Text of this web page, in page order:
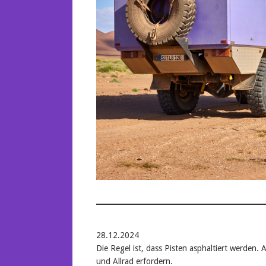
28.12.2024
Die Regel ist, dass Pisten asphaltiert werden.
und Allrad erfordern.